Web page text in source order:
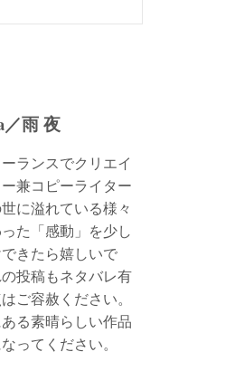
／雨 夜
ランスでクリエイ
兼コピーライター
に溢れている様々
た「感動」を少し
きたら嬉しいで
投稿もネタバレ有
ご容赦ください。
る素晴らしい作品
ってください。